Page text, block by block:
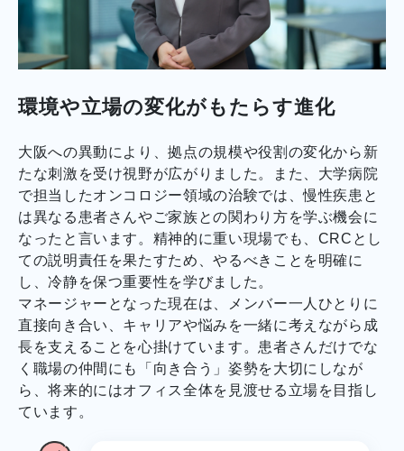
環境や立場の変化がもたらす進化
大阪への異動により、拠点の規模や役割の変化から新
たな刺激を受け視野が広がりました。また、大学病院
で担当したオンコロジー領域の治験では、慢性疾患と
は異なる患者さんやご家族との関わり方を学ぶ機会に
なったと言います。精神的に重い現場でも、CRCとし
ての説明責任を果たすため、やるべきことを明確に
し、冷静を保つ重要性を学びました。
マネージャーとなった現在は、メンバー一人ひとりに
直接向き合い、キャリアや悩みを一緒に考えながら成
長を支えることを心掛けています。患者さんだけでな
く職場の仲間にも「向き合う」姿勢を大切にしなが
ら、将来的にはオフィス全体を見渡せる立場を目指し
ています。